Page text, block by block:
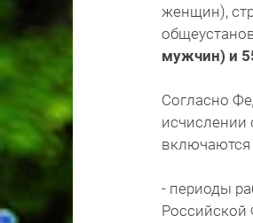
женщин),
мужчин) и
Согласно
исчислении
- периоды
Российской